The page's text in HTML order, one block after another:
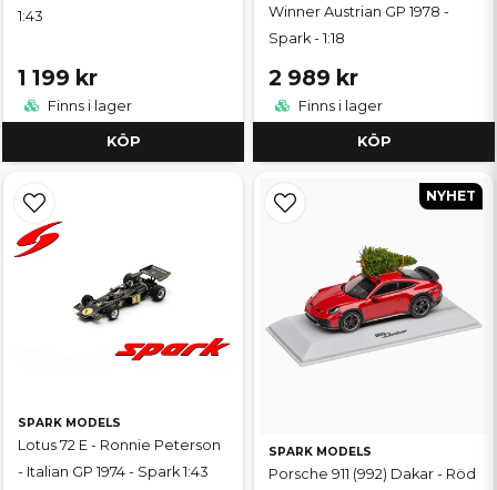
1:43
1 199 kr
Finns i lager
KÖP
Winner Austrian GP 1978 -
Spark - 1:18
2 989 kr
Finns i lager
KÖP
SPARK MODELS
Lotus 72 E - Ronnie Peterson
- Italian GP 1974 - Spark 1:43
SPARK MODELS
Porsche 911 (992) Dakar - Röd
NYHET